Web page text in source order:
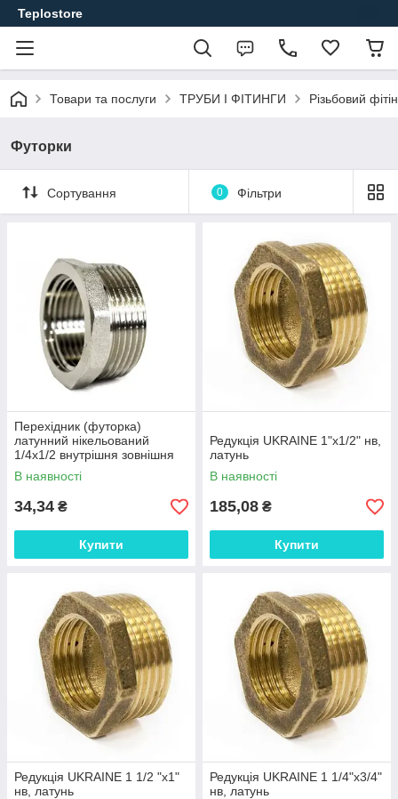
Teplostore
Товари та послуги ТРУБИ І ФІТИНГИ Різьбовий
Футорки
Сортування 0 Фільтри
Перехідник (футорка)
латунний нікельований
1/4х1/2 внутрішня зовнішня
GROSS SF
В наявності
34,34 ₴
Купити
Редукція UKRAINE 1"х1/2" нв,
латунь
В наявності
185,08 ₴
Купити
Редукція UKRAINE 1 1/2 "х1"
нв, латунь
Редукція UKRAINE 1 1/4"х3/4"
нв, латунь